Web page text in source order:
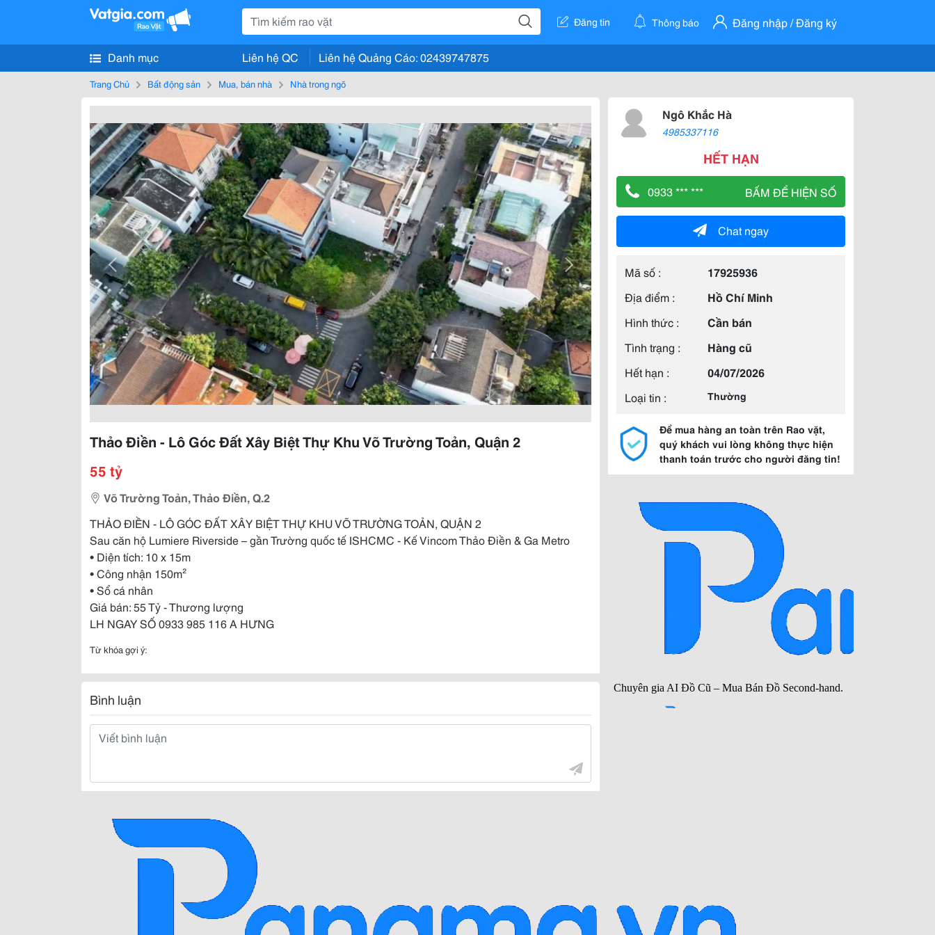
Đăng tin Thông báo Đăng nhập / Đăng ký
Danh mục Liên hệ QC Liên hệ Quảng Cáo: 02439747875
Trang Chủ Bất động sản Mua, bán nhà Nhà trong ngõ
Thảo Điền - Lô Góc Đất Xây Biệt Thự Khu Võ Trường Toản, Quận 2
55 tỷ
Võ Trường Toản, Thảo Điền, Q.2
THẢO ĐIỀN - LÔ GÓC ĐẤT XÂY BIỆT THỰ KHU VÕ TRƯỜNG TOẢN, QUẬN 2
Sau căn hộ Lumiere Riverside – gần Trường quốc tế ISHCMC - Kế Vincom Thảo Điền & Ga Metro
• Diện tích: 10 x 15m
• Công nhận 150m²
• Sổ cá nhân
Giá bán: 55 Tỷ - Thương lượng
LH NGAY SỐ 0933 985 116 A HƯNG
Từ khóa gợi ý:
Bình luận
Ngô Khắc Hà
4985337116
HẾT HẠN
0933 *** *** BẤM ĐỂ HIỆN SỐ
Chat ngay
Mã số :
17925936
Địa điểm :
Hồ Chí Minh
Hình thức :
Cần bán
Tình trạng :
Hàng cũ
Hết hạn :
04/07/2026
Loại tin :
Thường
Để mua hàng an toàn trên Rao vặt,
quý khách vui lòng không thực hiện
thanh toán trước cho người đăng tin!